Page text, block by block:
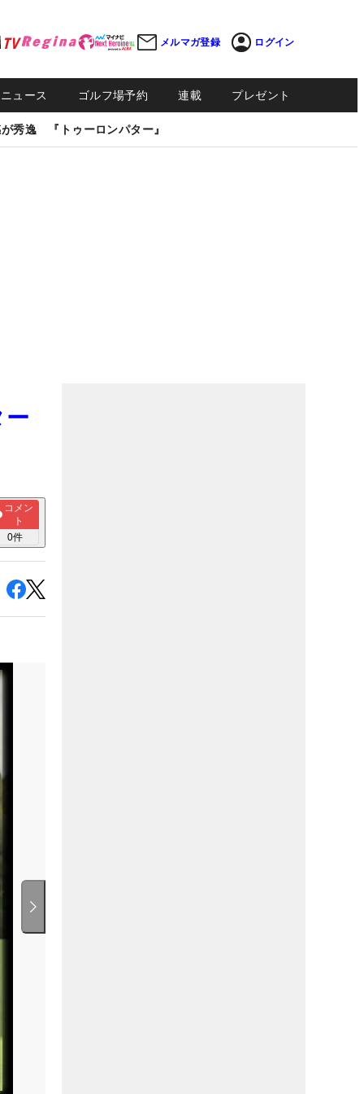
メルマガ登録 ログイン
ュース ゴルフ場予約 連載 プレゼント
秀逸 『トゥーロンパター』
コメン
ト
0件